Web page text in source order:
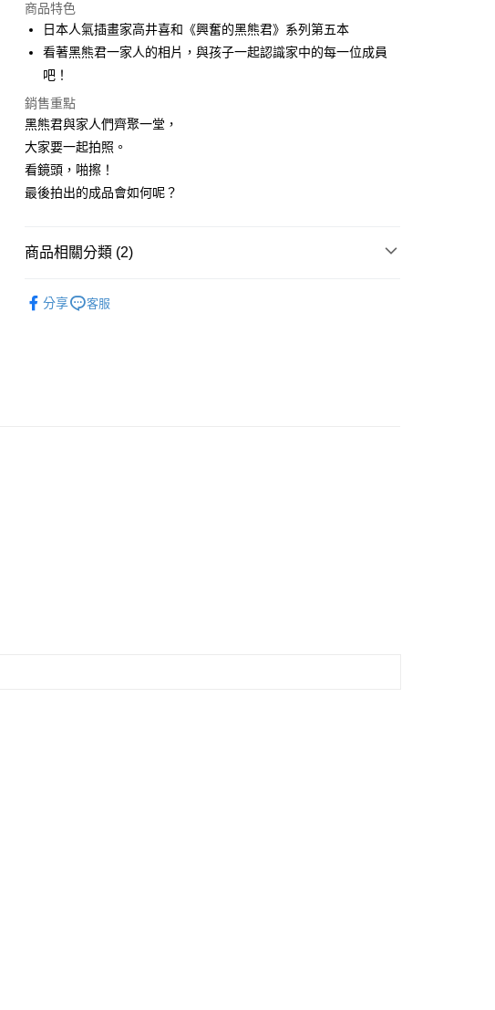
LINE Pay
街口支付
ATM付款
運送方式
每筆NT$60，滿NT$1,500(含以上)免運費
每筆NT$60，滿NT$1,500(含以上)免運費
商品特色
日本人氣插畫家高井喜和《興奮的黑熊君》系列第五本
看著黑熊君一家人的相片，與孩子一起認識家中的每一位成員
吧！
銷售重點
黑熊君與家人們齊聚一堂，
大家要一起拍照。
看鏡頭，啪擦！
最後拍出的成品會如何呢？
商品相關分類 (2)
分享 客服